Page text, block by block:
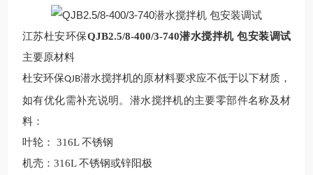
江苏杜安环保QJB2.5/8-400/3-740潜水搅拌机 包安装调试
主要原材料
杜安环保QJB潜水搅拌机的原材料要求应不低于以下材质，
如有优化需补充说明。潜水搅拌机的主要零部件名称及材
料：
叶轮：
316L不锈钢
机壳： 316L不锈钢或锌阳极